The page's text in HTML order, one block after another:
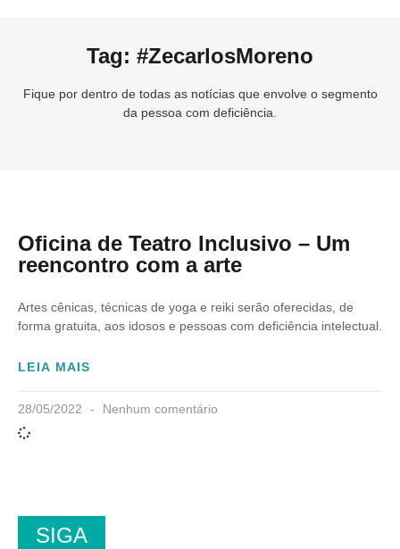
Tag: #ZecarlosMoreno
Fique por dentro de todas as notícias que envolve o segmento
da pessoa com deficiência.
Oficina de Teatro Inclusivo – Um
reencontro com a arte
Artes cênicas, técnicas de yoga e reiki serão oferecidas, de
forma gratuita, aos idosos e pessoas com deficiência intelectual.
LEIA MAIS
28/05/2022 Nenhum comentário
SIGA